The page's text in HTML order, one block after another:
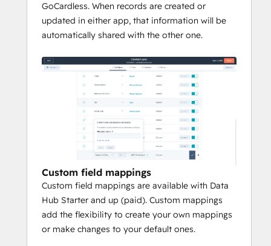
GoCardless. When records are created or
updated in either app, that information will be
automatically shared with the other one.
Custom field mappings
Custom field mappings are available with Data
Hub Starter and up (paid). Custom mappings
add the flexibility to create your own mappings
or make changes to your default ones.